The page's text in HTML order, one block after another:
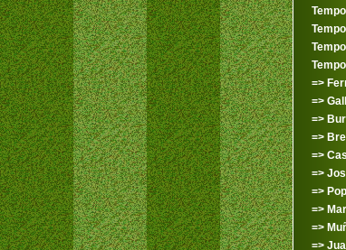
=>
=>
=>
=>
=>
=>
=>
=>
=>
=>